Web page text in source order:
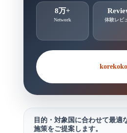
8万+
Network 体験レビ
目的・対象国に合わせて最適
施策をご提案します。